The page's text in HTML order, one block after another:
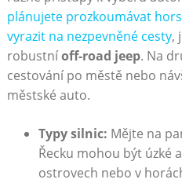
plánujete prozkoumávat
vyrazit na nezpevněné cesty,
robustníoff-road jeep. Na
cestování po městě nebo
městské auto.
Typy silnic: Mějte na
Řecku mohou být úzké
ostrovech nebo v